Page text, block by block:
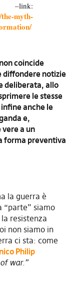
link:
myth-
coincide
diffondere notizie
deliberata, allo
le stesse
anche le
e,
a un
forma preventiva
la guerra è
“parte” siamo
resistenza
non siamo in
ci sta: come
Philip
war.”